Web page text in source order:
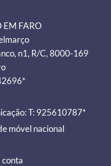
EM FARO
n1, R/C, 8000-169
T: 925610787*
móvel nacional
conta